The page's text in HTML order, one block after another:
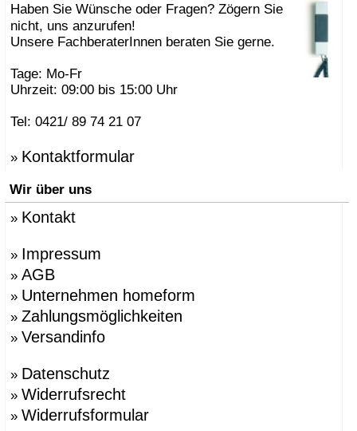
Haben Sie Wünsche oder Fragen? Zögern Sie
nicht, uns anzurufen!
Unsere FachberaterInnen beraten Sie gerne.
Tage: Mo-Fr
Uhrzeit: 09:00 bis 15:00 Uhr
Tel: 0421/ 89 74 21 07
» Kontaktformular
Wir über uns
» Kontakt
» Impressum
» AGB
» Unternehmen homeform
» Zahlungsmöglichkeiten
» Versandinfo
» Datenschutz
» Widerrufsrecht
» Widerrufsformular